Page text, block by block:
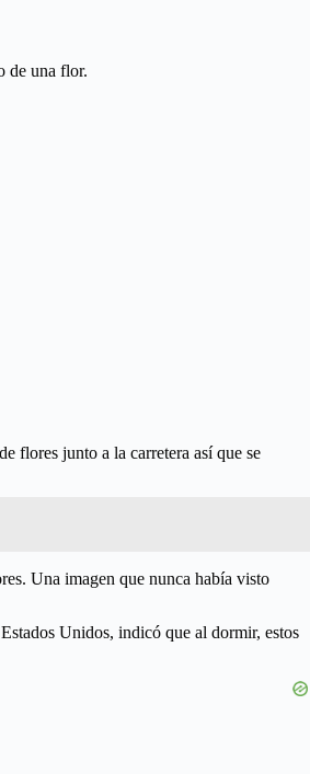
de una flor.
flores junto a la carretera así que se
Una imagen que nunca había visto
Unidos, indicó que al dormir, estos